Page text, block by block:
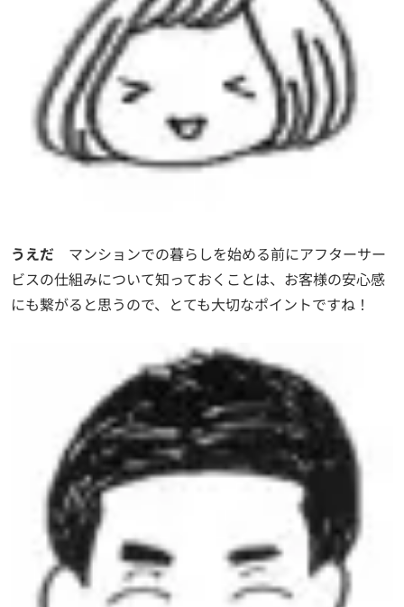
うえだ マンションでの暮らしを始める前にアフターサー
ビスの仕組みについて知っておくことは、お客様の安心感
にも繋がると思うので、とても大切なポイントですね！